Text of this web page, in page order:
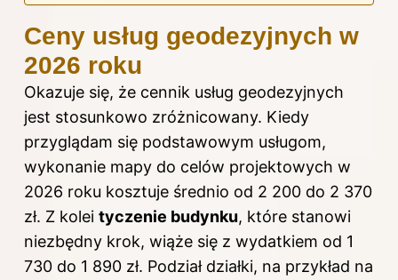
Ceny usług geodezyjnych w
2026 roku
Okazuje się, że cennik usług geodezyjnych
jest stosunkowo zróżnicowany. Kiedy
przyglądam się podstawowym usługom,
wykonanie mapy do celów projektowych w
2026 roku kosztuje średnio od 2 200 do 2 370
zł. Z kolei tyczenie budynku, które stanowi
niezbędny krok, wiąże się z wydatkiem od 1
730 do 1 890 zł. Podział działki, na przykład na